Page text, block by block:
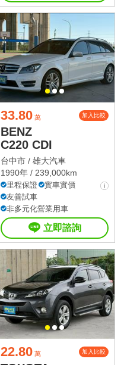
33.80 萬 加入比較
BENZ
C220 CDI
台中市 / 雄大汽車
1990年 / 239,000km
里程保證
實車實價
友善試車
非多元化營業用車
立即諮詢
22.80 萬 加入比較